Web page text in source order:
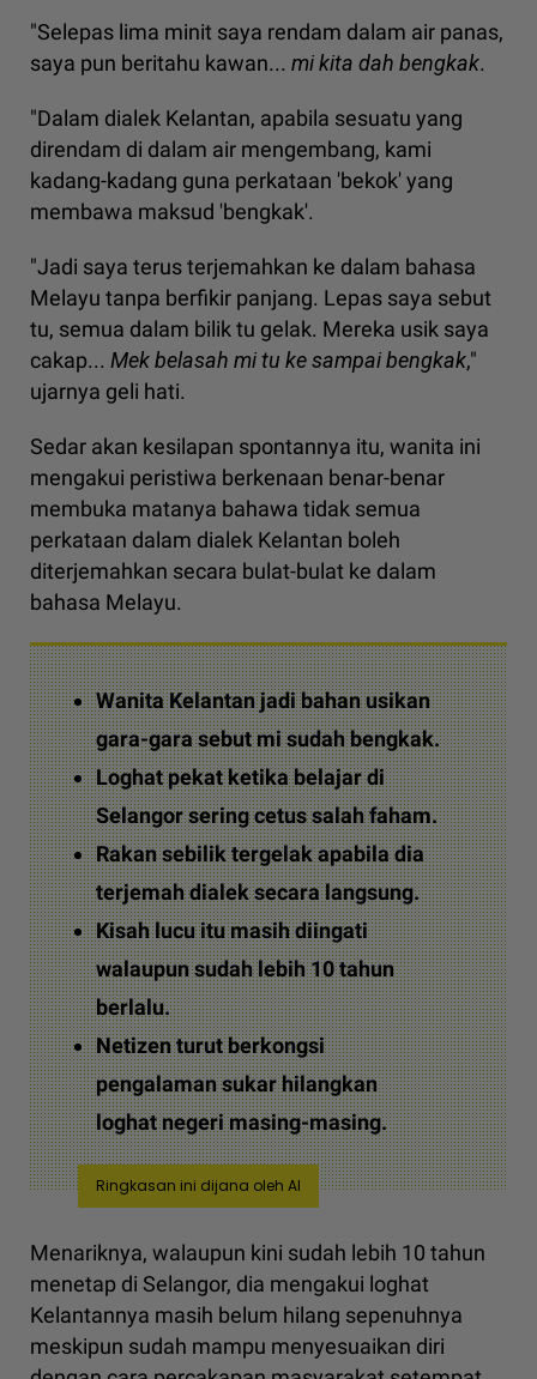
"Selepas lima minit saya rendam dalam air panas,
saya pun beritahu kawan... mi kita dah bengkak.
"Dalam dialek Kelantan, apabila sesuatu yang
direndam di dalam air mengembang, kami
kadang-kadang guna perkataan 'bekok' yang
membawa maksud 'bengkak'.
"Jadi saya terus terjemahkan ke dalam bahasa
Melayu tanpa berfikir panjang. Lepas saya sebut
tu, semua dalam bilik tu gelak. Mereka usik saya
cakap... Mek belasah mi tu ke sampai bengkak,"
ujarnya geli hati.
Sedar akan kesilapan spontannya itu, wanita ini
mengakui peristiwa berkenaan benar-benar
membuka matanya bahawa tidak semua
perkataan dalam dialek Kelantan boleh
diterjemahkan secara bulat-bulat ke dalam
bahasa Melayu.
Wanita Kelantan jadi bahan usikan
gara-gara sebut mi sudah bengkak.
Loghat pekat ketika belajar di
Selangor sering cetus salah faham.
Rakan sebilik tergelak apabila dia
terjemah dialek secara langsung.
Kisah lucu itu masih diingati
walaupun sudah lebih 10 tahun
berlalu.
Netizen turut berkongsi
pengalaman sukar hilangkan
loghat negeri masing-masing.
Ringkasan ini dijana oleh AI
Menariknya, walaupun kini sudah lebih 10 tahun
menetap di Selangor, dia mengakui loghat
Kelantannya masih belum hilang sepenuhnya
meskipun sudah mampu menyesuaikan diri